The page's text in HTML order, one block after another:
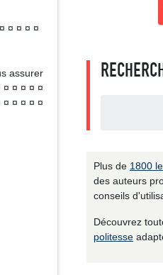
¤ ¤ ¤ ¤
assurer
¤ ¤ ¤ ¤ ¤
¤ ¤ ¤ ¤ ¤
Plus de 1800
des auteurs
conseils
Découvrez
politesse